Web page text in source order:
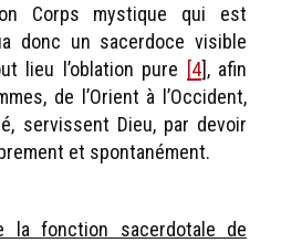
Corps mystique qui est
donc un sacerdoce visible
lieu l’oblation pure [4], afin
de l’Orient à l’Occident,
servissent Dieu, par devoir
et spontanément.
la fonction sacerdotale de